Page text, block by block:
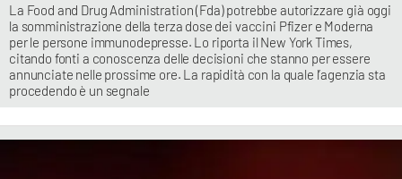
La Food and Drug Administration (Fda) potrebbe autorizzare già oggi
la somministrazione della terza dose dei vaccini Pfizer e Moderna
per le persone immunodepresse. Lo riporta il New York Times,
citando fonti a conoscenza delle decisioni che stanno per essere
annunciate nelle prossime ore. La rapidità con la quale l’agenzia sta
procedendo è un segnale